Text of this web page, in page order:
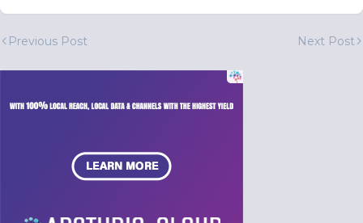
Previous Post Next Post